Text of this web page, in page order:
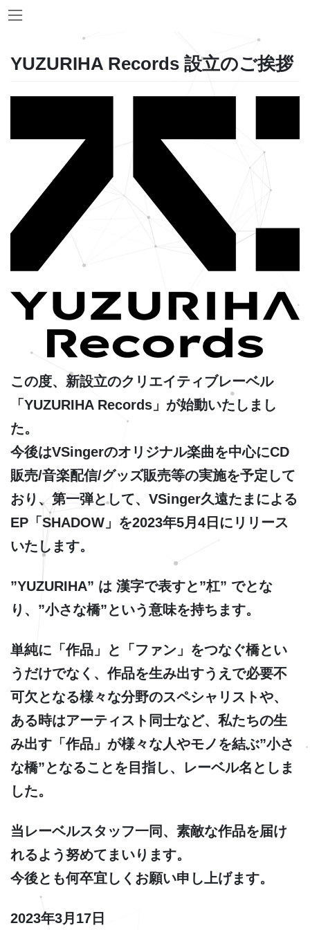
YUZURIHA Records 設立のご挨拶
この度、新設立のクリエイティブレーベル
「YUZURIHA Records」が始動いたしまし
た。
今後はVSingerのオリジナル楽曲を中心にCD
販売/音楽配信/グッズ販売等の実施を予定して
おり、第一弾として、VSinger久遠たまによる
EP「SHADOW」を2023年5月4日にリリース
いたします。
”YUZURIHA” は 漢字で表すと”杠” でとな
り、”小さな橋”という意味を持ちます。
単純に「作品」と「ファン」をつなぐ橋とい
うだけでなく、作品を生み出すうえで必要不
可欠となる様々な分野のスペシャリストや、
ある時はアーティスト同士など、私たちの生
み出す「作品」が様々な人やモノを結ぶ”小さ
な橋”となることを目指し、レーベル名としま
した。
当レーベルスタッフ一同、素敵な作品を届け
れるよう努めてまいります。
今後とも何卒宜しくお願い申し上げます。
2023年3月17日